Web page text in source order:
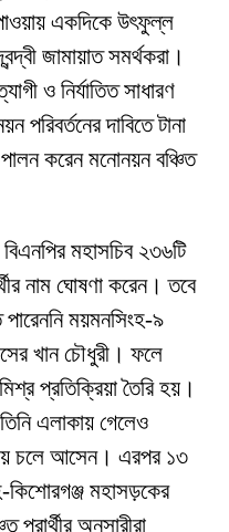
একদিকে উৎফুল্ল
জামায়াত সমর্থকরা।
ও নির্যাতিত সাধারণ
পরিবর্তনের দাবিতে টানা
করেন মনোনয়ন বঞ্চিত
মহাসচিব ২৩৬টি
নাম ঘোষণা করেন। তবে
পারেননি ময়মনসিংহ-৯
খান চৌধুরী। ফলে
প্রতিক্রিয়া তৈরি হয়।
এলাকায় গেলেও
চলে আসেন। এরপর ১৩
কিশোরগঞ্জ মহাসড়কের
প্রার্থীর অনুসারীরা